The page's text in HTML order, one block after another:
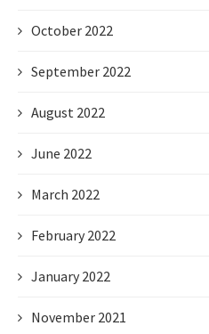
October 2022
September 2022
August 2022
June 2022
March 2022
February 2022
January 2022
November 2021